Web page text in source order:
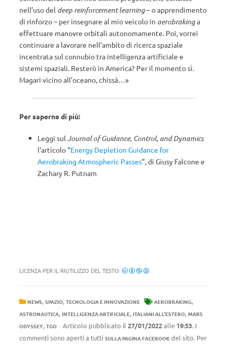
nell’uso del deep reinforcement learning– o apprendimento
di rinforzo – per insegnare al mio veicolo in aerobrakinga
effettuare manovre orbitali autonomamente. Poi, vorrei
continuare a lavorare nell’ambito di ricerca spaziale
incentrata sul connubio tra intelligenza artificiale e
sistemi spaziali. Resterò in America? Per il momento sì.
Magari vicino all’oceano, chissà…»
Per saperne di più:
Leggi sul Journal of Guidance, Control, and Dynamics
l’articolo “Energy Depletion Guidance for
Aerobraking Atmospheric Passes”, di Giusy Falcone e
Zachary R. Putnam
LICENZA PER IL RIUTILIZZO DEL TESTO:
NEWS, SPAZIO, TECNOLOGIA E INNOVAZIONE AEROBRAKING,
ASTRONAUTICA, INTELLIGENZA ARTIFICIALE, ITALIANI ALL'ESTERO, MARS
ODYSSEY, TGO Articolo pubblicato il 27/01/2022alle 19:53. I
commenti sono aperti a tutti SULLA PAGINA FACEBOOK del sito. Per